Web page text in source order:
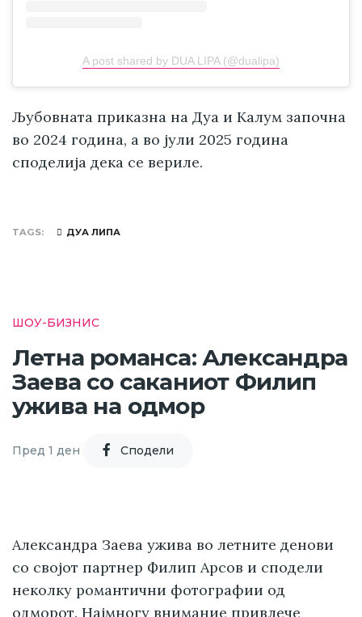
A post shared by DUA LIPA (@dualipa)
Љубовната приказна на Дуа и Калум започна
во 2024 година, а во јули 2025 година
споделија дека се вериле.
TAGS ДУА ЛИПА
ШОУ-БИЗНИС
Летна романса: Александра
Заева со саканиот Филип
ужива на одмор
Пред 1 ден Cподели
Александра Заева ужива во летните денови
со својот партнер Филип Арсов и сподели
неколку романтични фотографии од
одморот. Најмногу внимание привлече